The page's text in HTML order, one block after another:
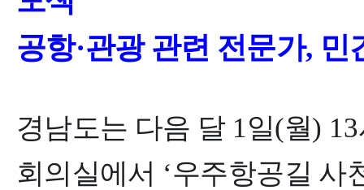
공항·관광 관련 전문가, 민
경남도는 다음 달 1일(월) 13
회의실에서 ‘우주항공길 사